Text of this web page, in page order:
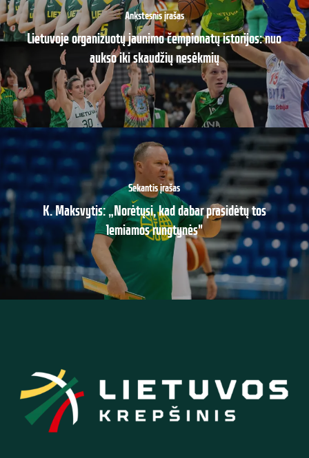
Ankstesnis įrašas
Lietuvoje organizuotų jaunimo čempionatų istorijos: nuo
aukso iki skaudžių nesėkmių
Sekantis įrašas
K. Maksvytis: „Norėtųsi, kad dabar prasidėtų tos
lemiamos rungtynės"